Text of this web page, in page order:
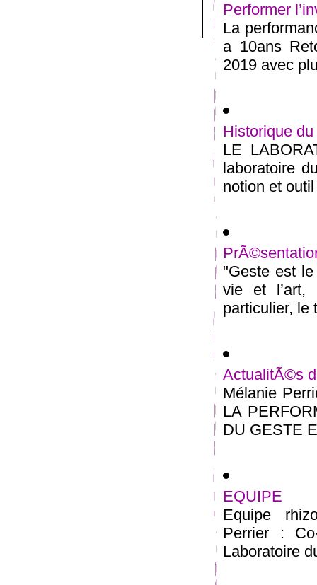
Performer
La
a 10ans
2019 avec
Historique
LE
laboratoire
notion et
"Geste est
vie et l’art,
particulier, le
ActualitÃ©s
Mélanie
LA
DU GESTE
EQUIPE
Equipe
Perrier :
Laboratoire